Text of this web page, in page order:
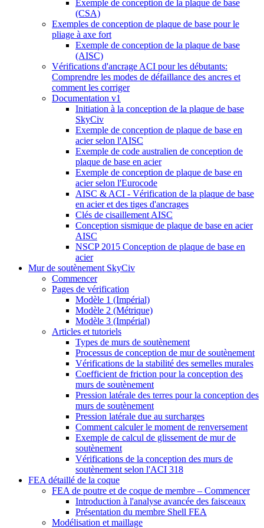
Exemple de conception de la plaque de base
(CSA)
Exemples de conception de plaque de base pour le
pliage à axe fort
Exemple de conception de la plaque de base
(AISC)
Vérifications d'ancrage ACI pour les débutants:
Comprendre les modes de défaillance des ancres et
comment les corriger
Documentation v1
Initiation à la conception de la plaque de base
SkyCiv
Exemple de conception de plaque de base en
acier selon l'AISC
Exemple de code australien de conception de
plaque de base en acier
Exemple de conception de plaque de base en
acier selon l'Eurocode
AISC & ACI - Vérification de la plaque de base
en acier et des tiges d'ancrages
Clés de cisaillement AISC
Conception sismique de plaque de base en acier
AISC
NSCP 2015 Conception de plaque de base en
acier
Mur de soutènement SkyCiv
Commencer
Pages de vérification
Modèle 1 (Impérial)
Modèle 2 (Métrique)
Modèle 3 (Impérial)
Articles et tutoriels
Types de murs de soutènement
Processus de conception de mur de soutènement
Vérifications de la stabilité des semelles murales
Coefficient de friction pour la conception des
murs de soutènement
Pression latérale des terres pour la conception des
murs de soutènement
Pression latérale due au surcharges
Comment calculer le moment de renversement
Exemple de calcul de glissement de mur de
soutènement
Vérifications de la conception des murs de
soutènement selon l'ACI 318
FEA détaillé de la coque
FEA de poutre et de coque de membre – Commencer
Introduction à l'analyse avancée des faisceaux
Présentation du membre Shell FEA
Modélisation et maillage